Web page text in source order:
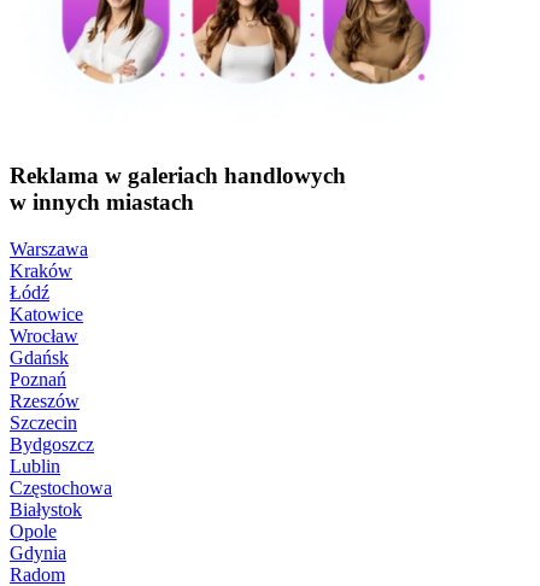
Reklama w galeriach handlowych
w innych miastach
Warszawa
Kraków
Łódź
Katowice
Wrocław
Gdańsk
Poznań
Rzeszów
Szczecin
Bydgoszcz
Lublin
Częstochowa
Białystok
Opole
Gdynia
Radom